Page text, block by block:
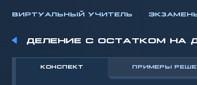
ВИРТУАЛЬНЫЙ УЧИТЕЛЬ
ДЕЛЕНИЕ С ОСТАТКОМ НА
КОНСПЕКТ ПРИМЕРЫ